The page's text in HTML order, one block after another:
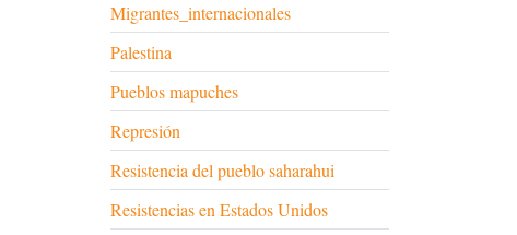
Migrantes_internacionales
Palestina
Pueblos mapuches
Represión
Resistencia del pueblo saharahui
Resistencias en Estados Unidos